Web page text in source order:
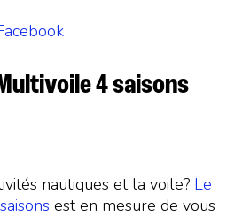
4 saisons
nautiques et la voile? Le
est en mesure de vous